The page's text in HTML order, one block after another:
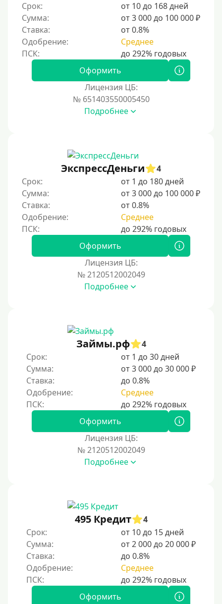
Срок:
от 10 до 168 дней
Сумма:
от 3 000 до 100 000 ₽
Ставка:
от 0.8%
Одобрение:
Среднее
Оформить
Лицензия ЦБ:
№ 651403550005450
Подробнее
ЭкспрессДеньги
4
Срок:
от 1 до 180 дней
Сумма:
от 3 000 до 100 000 ₽
Ставка:
от 0.8%
Одобрение:
Среднее
Оформить
Лицензия ЦБ:
№ 2120512002049
Подробнее
Займы.рф
4
Срок:
от 1 до 30 дней
Сумма:
от 3 000 до 30 000 ₽
Ставка:
до 0.8%
Одобрение:
Среднее
Оформить
Лицензия ЦБ:
№ 2120512002049
Подробнее
495 Кредит
4
Срок:
от 10 до 15 дней
Сумма:
от 2 000 до 20 000 ₽
Ставка:
до 0.8%
Одобрение:
Среднее
Оформить